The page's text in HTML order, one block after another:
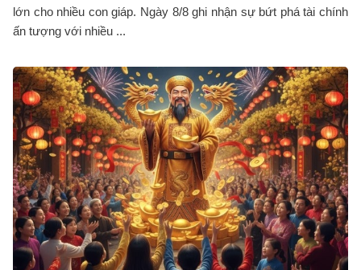
lớn cho nhiều con giáp. Ngày 8/8 ghi nhận sự bứt phá tài chính
ấn tượng với nhiều ...